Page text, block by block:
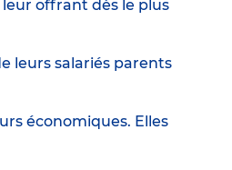
leur offrant dès le plus
leurs salariés parents
économiques. Elles